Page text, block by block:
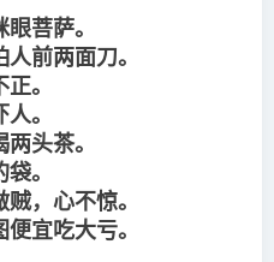
菩萨。
前两面刀。
。
。
头茶。
。
，心不惊。
宜吃大亏。